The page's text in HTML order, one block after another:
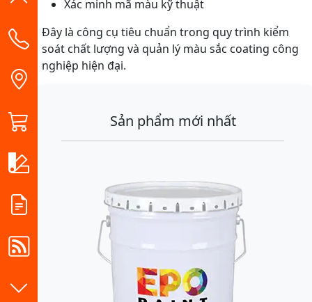
Xác minh mã màu kỹ thuật
Đây là công cụ tiêu chuẩn trong quy trình kiểm
soát chất lượng và quản lý màu sắc coating công
nghiệp hiện đại.
Sản phẩm mới nhất